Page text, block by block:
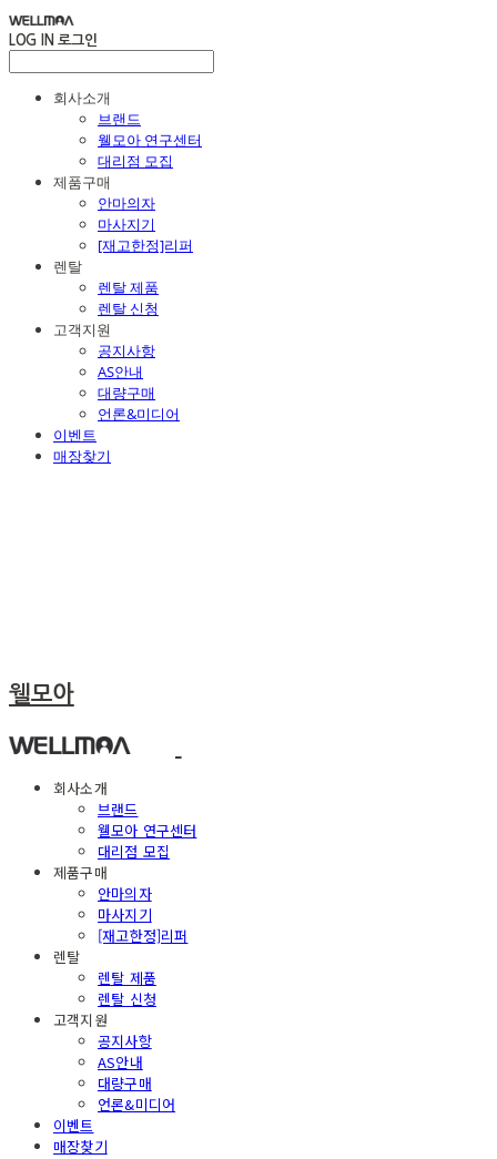
LOG IN 로그인
회사소개
브랜드
웰모아 연구센터
대리점 모집
제품구매
안마의자
마사지기
[재고한정]리퍼
렌탈
렌탈 제품
렌탈 신청
고객지원
공지사항
AS안내
대량구매
언론&미디어
이벤트
매장찾기
웰모아
회사소개
브랜드
웰모아 연구센터
대리점 모집
제품구매
안마의자
마사지기
[재고한정]리퍼
렌탈
렌탈 제품
렌탈 신청
고객지원
공지사항
AS안내
대량구매
언론&미디어
이벤트
매장찾기